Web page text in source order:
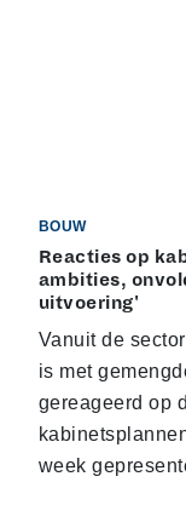
BOUW
Reacties op
ambities,
uitvoering'
Vanuit de
is met
gereageerd op
week